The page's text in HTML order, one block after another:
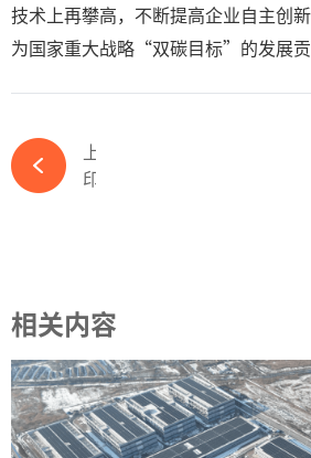
技术上再攀高，不断提高企业自主创
为国家重大战略“双碳目标”的发展贡
相关内容